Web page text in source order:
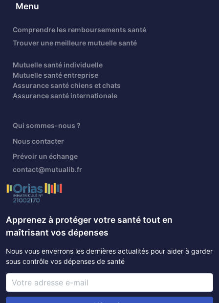
Menu
Comprendre les remboursements santé
Trouver une meilleure mutuelle santé
Mutuelle santé individuelle
Mutuelle santé entreprise
Assurance santé chiens et chats
Assurance santé internationale
Qui sommes-nous ?
Nous contacter
Prévoir un échange
contact@mutualib.fr
Apprenez à protéger votre santé tout en
maîtrisant vos dépenses
Nous vous enverrons les dernières actualités pour aider à garder
sous contrôle vos dépenses de santé